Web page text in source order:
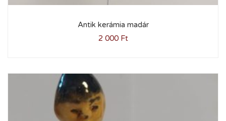
Antik kerámia madár
2 000 Ft